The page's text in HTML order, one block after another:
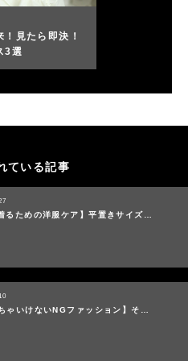
ている記事
るための洋服ケア】平置きサイズ…
ゃいけないNGファッション】そ…
見たら即決！
3選